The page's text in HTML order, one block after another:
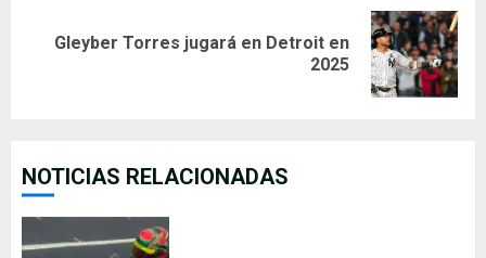
NextGleyber Torres jugará en Detroit en
2025
NOTICIAS RELACIONADAS